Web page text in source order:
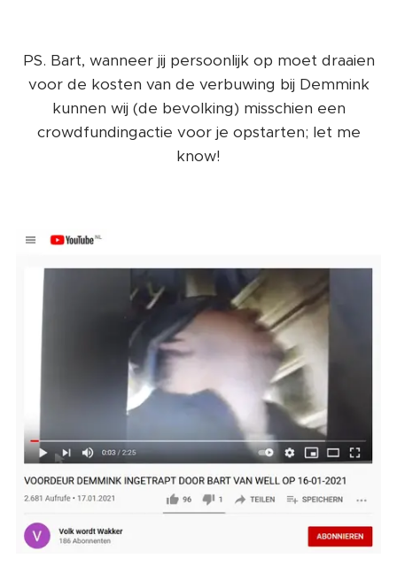
PS. Bart, wanneer jij persoonlijk op moet draaien
voor de kosten van de verbuwing bij Demmink
kunnen wij (de bevolking) misschien een
crowdfundingactie voor je opstarten; let me
know!